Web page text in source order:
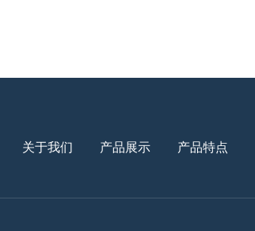
关于我们 产品展示 产品特点